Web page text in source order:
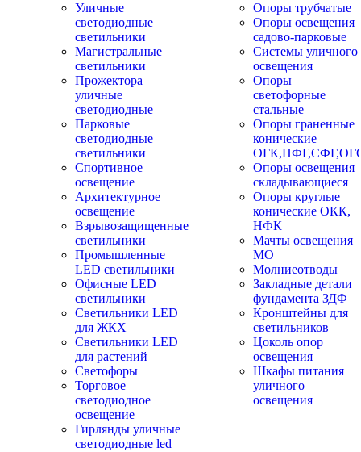
Уличные
светодиодные
светильники
Магистральные
светильники
Прожектора
уличные
светодиодные
Парковые
светодиодные
светильники
Спортивное
освещение
Архитектурное
освещение
Взрывозащищенные
светильники
Промышленные
LED светильники
Офисные LED
светильники
Cветильники LED
для ЖКХ
Светильники LED
для растений
Светофоры
Торговое
светодиодное
освещение
Гирлянды уличные
светодиодные led
Опоры трубчатые
Опоры освещения
садово-парковые
Системы уличного
освещения
Опоры
светофорные
стальные
Опоры граненные
конические
Опоры освещения
складывающиеся
Опоры круглые
конические ОКК,
НФК
Мачты освещения
МО
Молниеотводы
Закладные детали
фундамента ЗДФ
Кронштейны для
светильников
Цоколь опор
освещения
Шкафы питания
уличного
освещения